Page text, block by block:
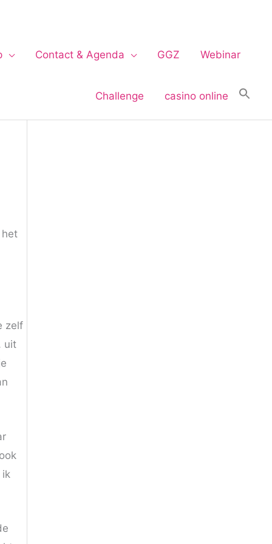
Contact & Agenda GGZ Webinar
Challenge casino online
het
zelf
uit